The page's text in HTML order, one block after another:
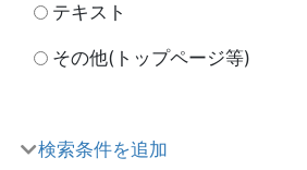
テキスト
その他(トップページ等)
検索条件を追加